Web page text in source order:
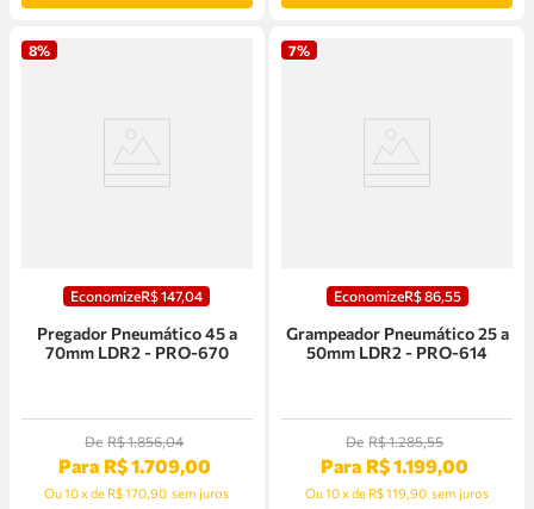
8%
EconomizeR$147,04
Pregador Pneumático 45 a
70mm LDR2 - PRO-670
De R$1.856,04
Para R$1.709,00
Ou10xde R$ 170,90 sem juros
7%
EconomizeR$86,55
Grampeador Pneumático 25 a
50mm LDR2 - PRO-614
De R$1.285,55
Para R$1.199,00
Ou10xde R$ 119,90 sem juros